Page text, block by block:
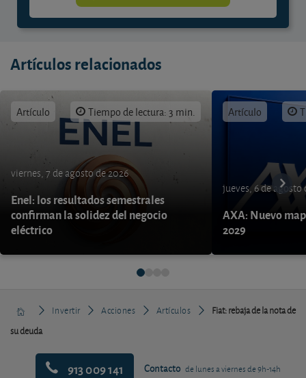
Artículos relacionados
Artículo Tiempo de lectura: 3 min.
viernes, 7 de agosto de 2026
Enel: los resultados semestrales
confirman la solidez del negocio
eléctrico
Artículo
jueves, 6 de agosto
AXA: Nuevo
2029
Invertir Acciones Artículos
Fiat: rebaja de la nota de
su deuda
913 009 141 Contacto de lunes a viernes de 9h-14h